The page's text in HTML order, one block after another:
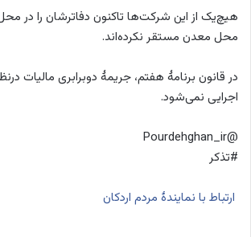
هیچ‌یک از این شرکت‌ها تاکنون دفاترشان را در
محل معدن مستقر نکرده‌اند.
در قانون برنامۀ هفتم، جریمۀ دوبرابری مالیات
اجرایی نمی‌شود.
@Pourdehghan_ir
#تذکر
ارتباط با نمایندۀ مردم اردکان